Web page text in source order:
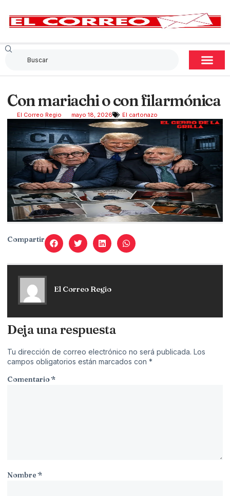
Con mariachi o con filarmónica
El Correo Regio mayo 18, 2026 El cartonazo
Compartir
El Correo Regio
Deja una respuesta
Tu dirección de correo electrónico no será publicada. Los
campos obligatorios están marcados con *
Comentario*
Nombre*